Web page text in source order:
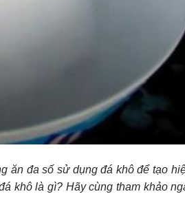
ăn đa số sử dụng đá khô để tạo
khô là gì? Hãy cùng tham khảo